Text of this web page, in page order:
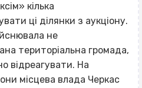
кілька
ці ділянки з аукціону.
не
територіальна громада,
відреагувати. На
місцева влада Черкас